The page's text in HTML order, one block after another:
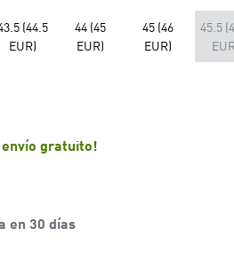
(44.5
EUR)
44 (45
EUR)
45 (46
EUR)
45.5
gratuito!
en 30 días